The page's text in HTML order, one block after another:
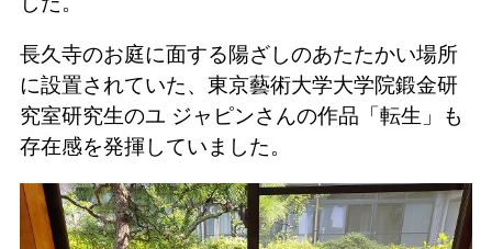
長久寺のお庭に面する陽ざしのあたたかい場所
に設置されていた、東京藝術大学大学院鍛金研
究室研究生のユ ジャピンさんの作品「転生」も
存在感を発揮していました。